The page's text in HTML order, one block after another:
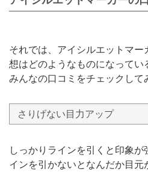
それでは、アイシルエットマ
想はどのようなものになってい
みんなの口コミをチェックして
さりげない目力アップ
しっかりラインを引くと印象
インを引かないとなんだか目元